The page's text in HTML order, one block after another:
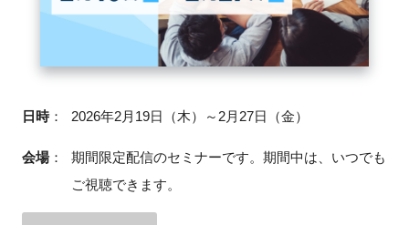
日時： 2026年2月19日（木）～2月27日（金）
会場：
期間限定配信のセミナーです。期間中は、いつでも
ご視聴できます。